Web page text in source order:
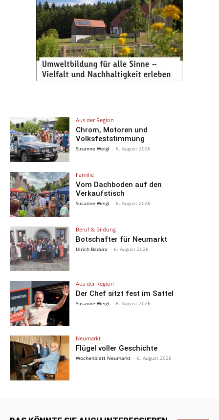
Aus der Region
Chrom, Motoren und
Volksfeststimmung
Susanne Weigl - 6. August 2026
Familie
Vom Dachboden auf den
Verkaufstisch
Susanne Weigl - 6. August 2026
Beruf & Bildung
Botschafter für Neumarkt
Ulrich Badura - 6. August 2026
Aus der Region
Der Chef sitzt fest im Sattel
Susanne Weigl - 6. August 2026
Neumarkt
Flügel voller Geschichte
Wochenblatt Neumarkt - 6. August 2026